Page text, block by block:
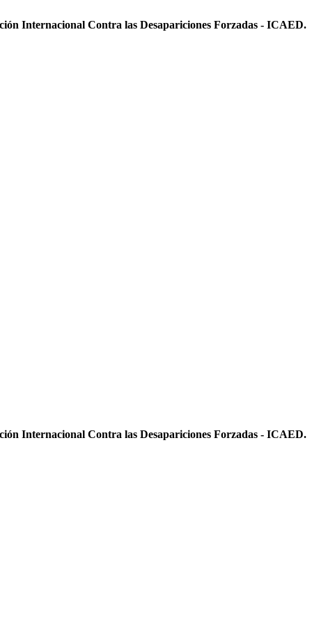
Internacional Contra las Desapariciones Forzadas - ICAED.
Internacional Contra las Desapariciones Forzadas - ICAED.